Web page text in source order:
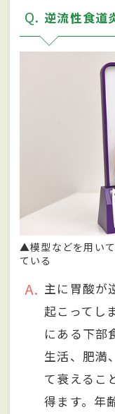
Q 逆流性食道
▲模型などを用い
ている
A
主に胃酸が
起こってし
にある下部
生活、肥満
て衰えるこ
得ます。年